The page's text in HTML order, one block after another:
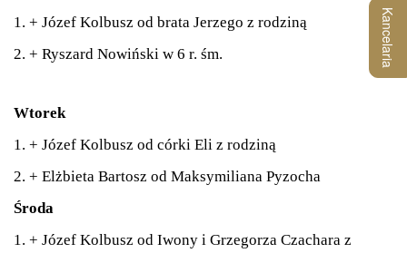
Kancelaria
1. + Józef Kolbusz od brata Jerzego z rodziną
2. + Ryszard Nowiński w 6 r. śm.
Wtorek
1. + Józef Kolbusz od córki Eli z rodziną
2. + Elżbieta Bartosz od Maksymiliana Pyzocha
Środa
1. + Józef Kolbusz od Iwony i Grzegorza Czachara z